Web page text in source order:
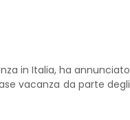
in Italia, ha annunciato
vacanza da parte degli